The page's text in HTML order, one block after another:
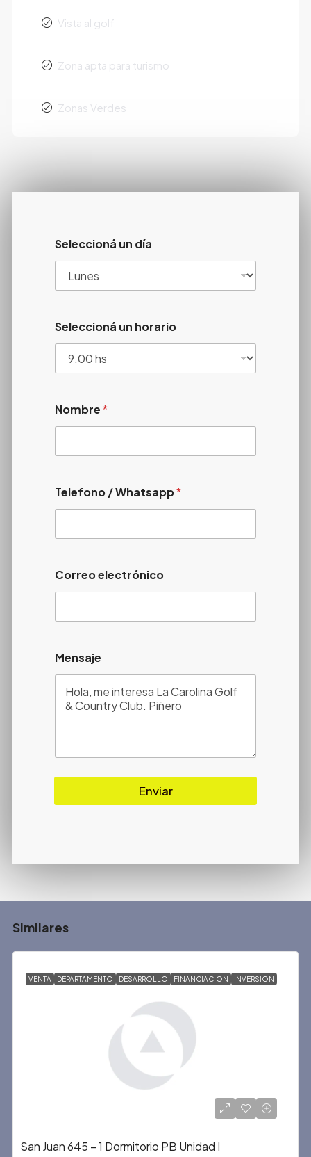
Vista al golf
Zona apta para turismo
Zonas Verdes
Seleccioná un día
Seleccioná un horario
Nombre*
Telefono / Whatsapp*
Correo electrónico
Mensaje
Enviar
Similares
VENTA DEPARTAMENTO DESARROLLO FINANCIACION INVERSION
San Juan 645 – 1 Dormitorio PB Unidad I